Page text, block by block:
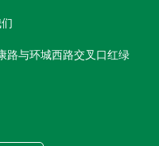
路与环城西路交叉口红绿